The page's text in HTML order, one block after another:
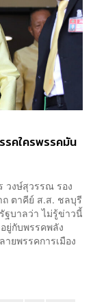
รคใครพรรคมัน
วงษ์สุวรรณ รอง
ตาคีย์ ส.ส. ชลบุรี
ฐบาลว่า ไม่รู้ข่าวนี้
ยู่กับพรรคพลัง
ยพรรคการเมือง